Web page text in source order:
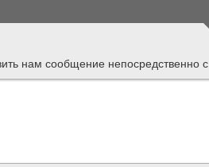
нам сообщение непосредственно